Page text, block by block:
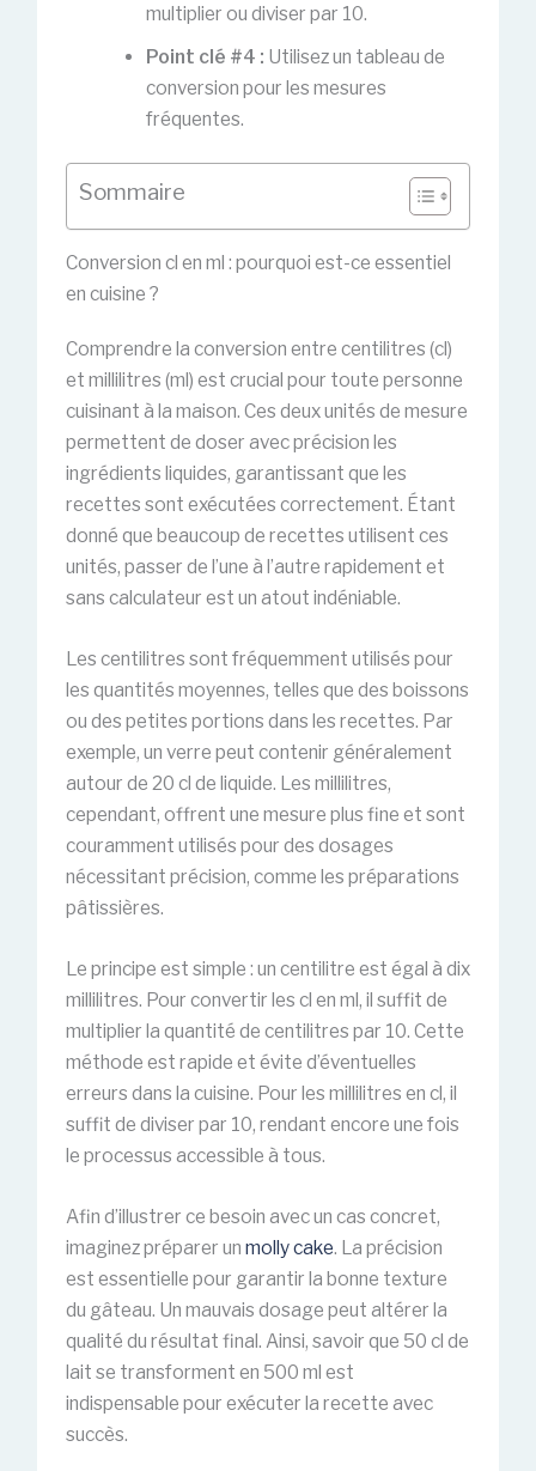
multiplier ou diviser par 10.
Point clé #4 : Utilisez un tableau de
conversion pour les mesures
fréquentes.
Sommaire
Conversion cl en ml : pourquoi est-ce essentiel
en cuisine ?
Comprendre la conversion entre centilitres (cl)
et millilitres (ml) est crucial pour toute personne
cuisinant à la maison. Ces deux unités de mesure
permettent de doser avec précision les
ingrédients liquides, garantissant que les
recettes sont exécutées correctement. Étant
donné que beaucoup de recettes utilisent ces
unités, passer de l’une à l’autre rapidement et
sans calculateur est un atout indéniable.
Les centilitres sont fréquemment utilisés pour
les quantités moyennes, telles que des boissons
ou des petites portions dans les recettes. Par
exemple, un verre peut contenir généralement
autour de 20 cl de liquide. Les millilitres,
cependant, offrent une mesure plus fine et sont
couramment utilisés pour des dosages
nécessitant précision, comme les préparations
pâtissières.
Le principe est simple : un centilitre est égal à dix
millilitres. Pour convertir les cl en ml, il suffit de
multiplier la quantité de centilitres par 10. Cette
méthode est rapide et évite d’éventuelles
erreurs dans la cuisine. Pour les millilitres en cl, il
suffit de diviser par 10, rendant encore une fois
le processus accessible à tous.
Afin d’illustrer ce besoin avec un cas concret,
imaginez préparer un molly cake. La précision
est essentielle pour garantir la bonne texture
du gâteau. Un mauvais dosage peut altérer la
qualité du résultat final. Ainsi, savoir que 50 cl de
lait se transforment en 500 ml est
indispensable pour exécuter la recette avec
succès.